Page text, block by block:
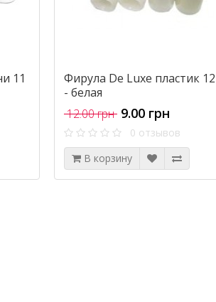
11
Фирула De Luxe пластик
- белая
12.00 грн 9.00 грн
0 отзывов
В корзину